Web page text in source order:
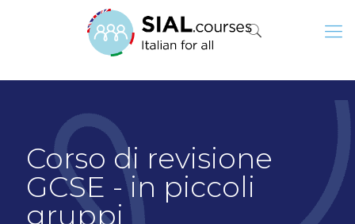
Corso di revisione
GCSE - in piccoli
gruppi